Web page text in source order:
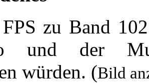
FPS zu Band 102
und der
würden. (Bild